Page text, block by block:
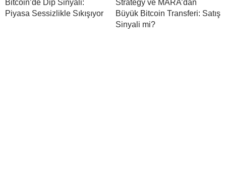
Bitcoin’de Dip Sinyali:
Piyasa Sessizlikle Sıkışıyor
Strategy ve MARA’dan
Büyük Bitcoin Transferi: Satış
Sinyali mi?